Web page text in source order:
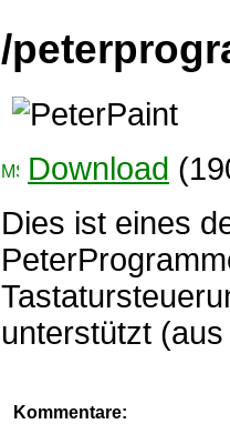
/
Download
Dies ist eines
unterstützt
Kommentare: